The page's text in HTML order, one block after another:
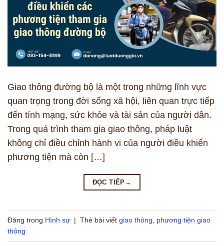
Giao thông đường bộ là một trong những lĩnh vực
quan trọng trong đời sống xã hội, liên quan trực tiếp
đến tính mạng, sức khỏe và tài sản của người dân.
Trong quá trình tham gia giao thông, pháp luật
không chỉ điều chỉnh hành vi của người điều khiển
phương tiện mà còn […]
ĐỌC TIẾP →
Đăng trong Hình sự | Thẻ bài viết giao thông
phương tiện giao
thông